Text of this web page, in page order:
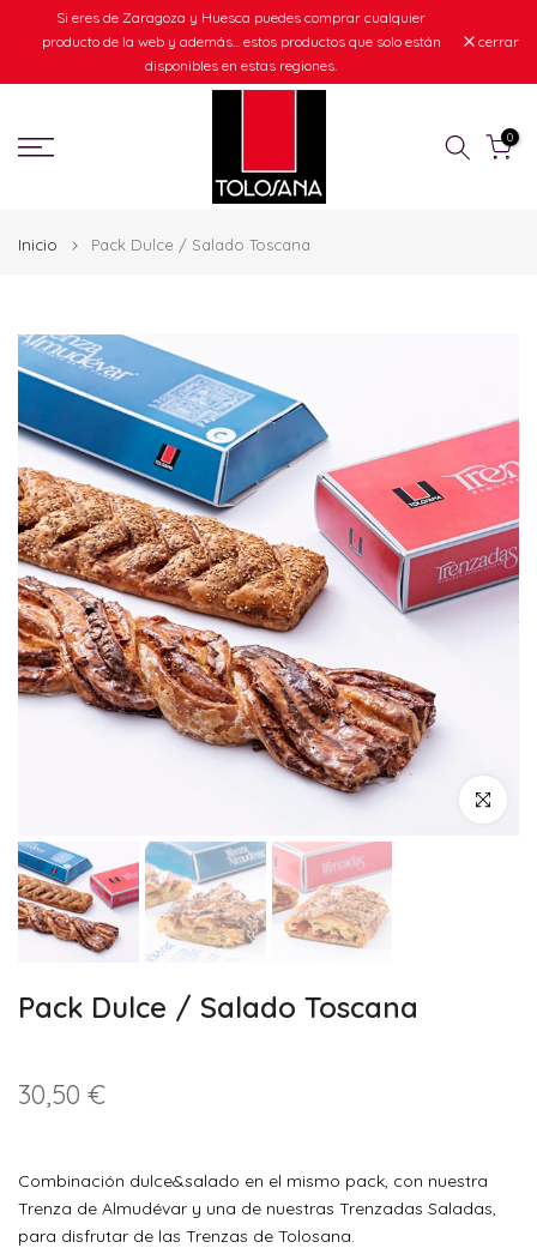
contenido
Si eres de Zaragoza y Huesca puedes comprar cualquier
producto de la web y además... estos productos que solo están
disponibles en estas regiones.
cerrar
0
Inicio Pack Dulce / Salado Toscana
Haz clic
Pack Dulce / Salado Toscana
30,50 €
Combinación dulce&salado en el mismo pack, con nuestra
Trenza de Almudévar y una de nuestras Trenzadas Saladas,
para disfrutar de las Trenzas de Tolosana.